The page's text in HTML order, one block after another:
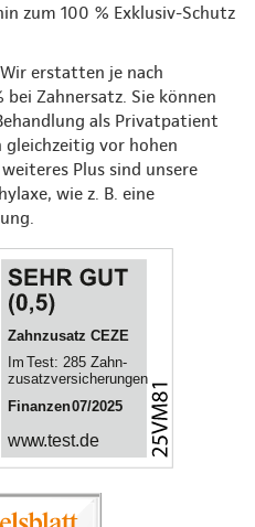
zum 100 % Exklusiv-Schutz
Wir erstatten je nach
Zahnersatz. Sie können
als Privatpatient
gleichzeitig vor hohen
Plus sind unsere
wie z. B. eine